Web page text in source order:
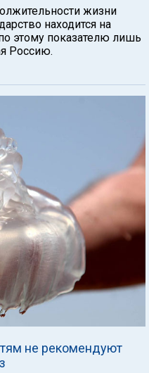
жизни
находится на
этому показателю лишь
Россию.
не рекомендуют